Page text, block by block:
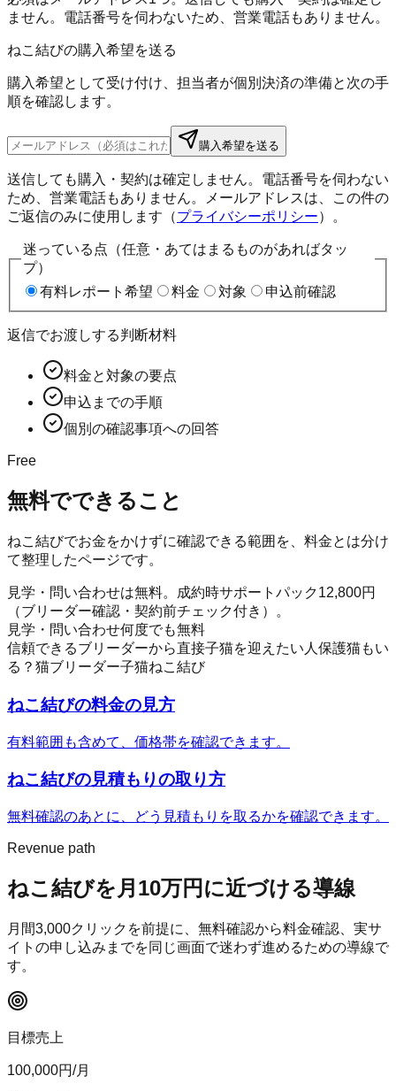
ません。電話番号を伺わないため、営業電話もありません。
ねこ結びの購入希望を送る
購入希望として受け付け、担当者が個別決済の準備と次の手
順を確認します。
購入希望を送る
送信しても購入・契約は確定しません。電話番号を伺わない
ため、営業電話もありません。メールアドレスは、この件の
ご返信のみに使用します（プライバシーポリシー）。
迷っている点（任意・あてはまるものがあればタッ
プ）
有料レポート希望
料金 対象 申込前確認
返信でお渡しする判断材料
料金と対象の要点
申込までの手順
個別の確認事項への回答
Free
無料でできること
ねこ結びでお金をかけずに確認できる範囲を、料金とは分け
て整理したページです。
見学・問い合わせは無料。成約時サポートパック12,800円
（ブリーダー確認・契約前チェック付き）。
見学・問い合わせ何度でも無料
信頼できるブリーダーから直接子猫を迎えたい人 保護猫もい
る？ 猫ブリーダー子猫ねこ結び
ねこ結びの料金の見方
有料範囲も含めて、価格帯を確認できます。
ねこ結びの見積もりの取り方
無料確認のあとに、どう見積もりを取るかを確認できます。
Revenue path
ねこ結びを月10万円に近づける導線
月間3,000クリックを前提に、無料確認から料金確認、実サ
イトの申し込みまでを同じ画面で迷わず進めるための導線で
す。
目標売上
100,000円/月